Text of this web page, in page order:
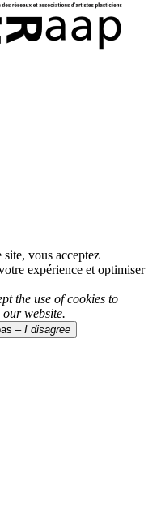
vous acceptez
expérience et optimiser
the use of cookies to
website.
–I disagree